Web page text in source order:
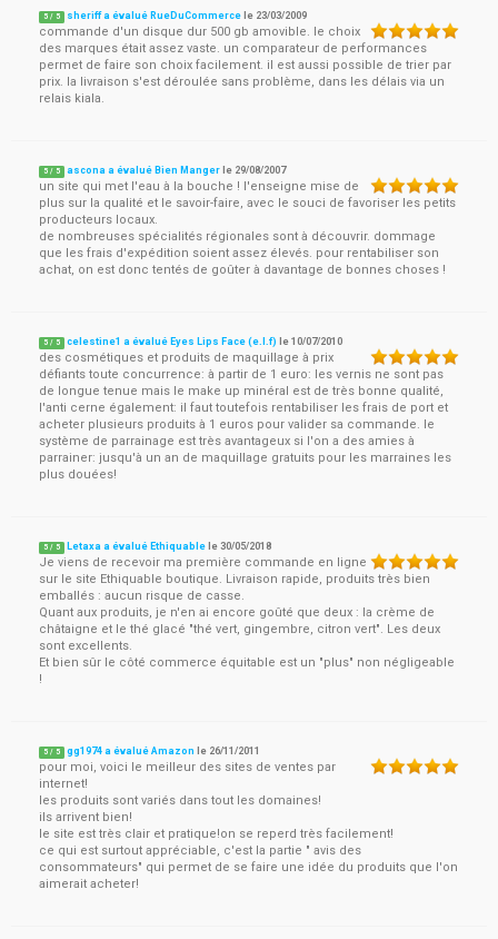
5 / 5 sheriff a évalué RueDuCommerce le 23/03/2009
commande d'un disque dur 500 gb amovible. le choix
des marques était assez vaste. un comparateur de performances
permet de faire son choix facilement. il est aussi possible de trier par
prix. la livraison s'est déroulée sans problème, dans les délais via un
relais kiala.
5 / 5 ascona a évalué Bien Manger le 29/08/2007
un site qui met l'eau à la bouche ! l'enseigne mise de
plus sur la qualité et le savoir-faire, avec le souci de favoriser les petits
producteurs locaux.
de nombreuses spécialités régionales sont à découvrir. dommage
que les frais d'expédition soient assez élevés. pour rentabiliser son
achat, on est donc tentés de goûter à davantage de bonnes choses !
5 / 5 celestine1 a évalué Eyes Lips Face (e.l.f) le10/07/2010
des cosmétiques et produits de maquillage à prix
défiants toute concurrence: à partir de 1 euro: les vernis ne sont pas
de longue tenue mais le make up minéral est de très bonne qualité,
l'anti cerne également: il faut toutefois rentabiliser les frais de port et
acheter plusieurs produits à 1 euros pour valider sa commande. le
système de parrainage est très avantageux si l'on a des amies à
parrainer: jusqu'à un an de maquillage gratuits pour les marraines les
plus douées!
5 / 5 Letaxa a évalué Ethiquable le30/05/2018
Je viens de recevoir ma première commande en ligne
sur le site Ethiquable boutique. Livraison rapide, produits très bien
emballés : aucun risque de casse.
Quant aux produits, je n'en ai encore goûté que deux : la crème de
châtaigne et le thé glacé "thé vert, gingembre, citron vert". Les deux
sont excellents.
Et bien sûr le côté commerce équitable est un "plus" non négligeable
!
5 / 5 gg1974 a évalué Amazon le 26/11/2011
pour moi, voici le meilleur des sites de ventes par
internet!
les produits sont variés dans tout les domaines!
ils arrivent bien!
le site est très clair et pratique!on se reperd très facilement!
ce qui est surtout appréciable, c'est la partie " avis des
consommateurs" qui permet de se faire une idée du produits que l'on
aimerait acheter!